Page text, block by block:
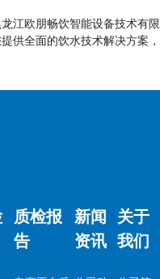
江欧朋畅饮智能设备技术有限
供全面的饮水技术解决方案，
质检报
告
新闻
资讯
关于
我们